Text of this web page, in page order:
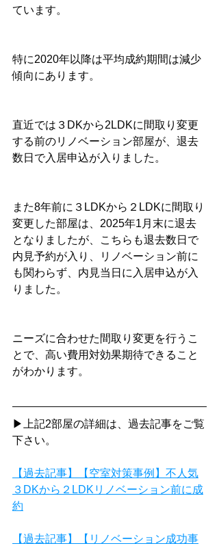
ています。
特に2020年以降は平均成約期間は減少
傾向にあります。
直近では３DKから2LDKに間取り変更
する前のリノベーション部屋が、退去
数日で入居申込が入りました。
また8年前に３LDKから２LDKに間取り
変更した部屋は、2025年1月末に退去
となりましたが、こちらも退去数日で
内見予約が入り、リノベーション前に
も関わらず、内見当日に入居申込が入
りました。
ニーズに合わせた間取り変更を行うこ
とで、高い費用対効果期待できること
がわかります。
▶上記2部屋の詳細は、過去記事をご覧
下さい。
【過去記事】【空室対策事例】不人気
３DKから２LDKリノベーション前に成
約
【過去記事】【リノベーション成功事